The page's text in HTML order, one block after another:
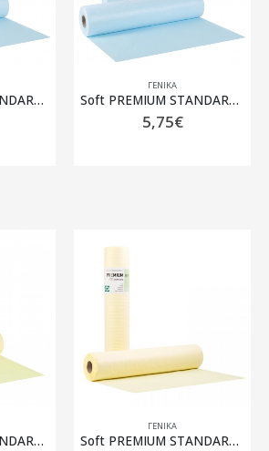
Soft PREMIUM STANDARD Πλαστικό + Χαρτί Γαλάζιο – 58cm x 50m
ΓΕΝΙΚΆ
Soft PREMIUM STANDARD ρολό Πλαστικό + Χαρτί Γαλάζιο – 50cm x 50m
5,75€
Soft PREMIUM STANDARD ρολό Πλαστικό + Χαρτί Κίτρινο – 50cm x 50m
ΓΕΝΙΚΆ
Soft PREMIUM STANDARD ρολό Πλαστικό + Χαρτί Κίτρινο – 58cm x 50m